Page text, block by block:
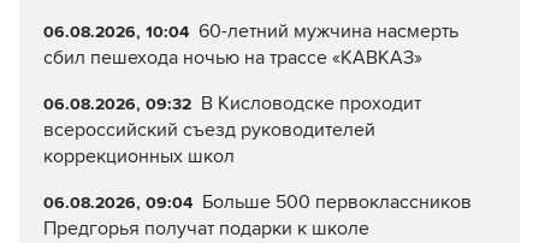
06.08.2026, 10:04 60-летний мужчина насмерть
сбил пешехода ночью на трассе «КАВКАЗ»
06.08.2026, 09:32 В Кисловодске проходит
всероссийский съезд руководителей
коррекционных школ
06.08.2026, 09:04 Больше 500 первоклассников
Предгорья получат подарки к школе